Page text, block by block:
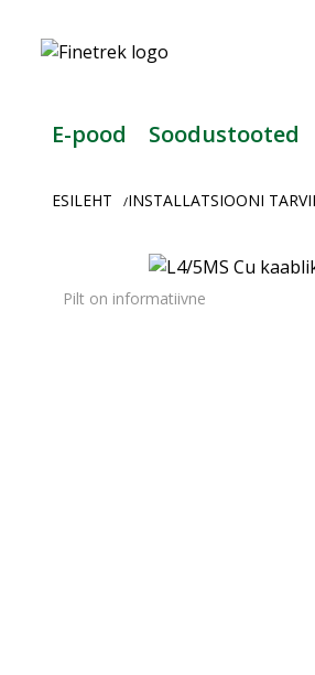
Usaldusväärne
E-pood Soodustooted
ESILEHT /INSTALLATSIOONI
Pilt on informatiivne